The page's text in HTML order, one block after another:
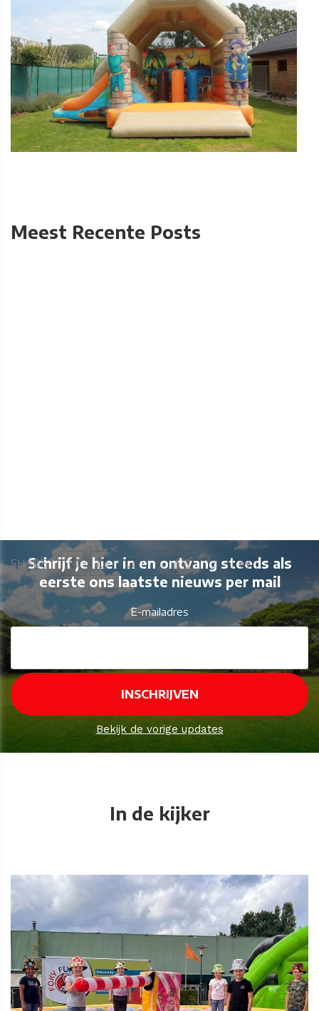
SHARE
Meest Recente Posts
Schrijf je hier in en ontvang steeds als
eerste ons laatste nieuws per mail
E-mailadres
Bekijk de vorige updates
In de kijker